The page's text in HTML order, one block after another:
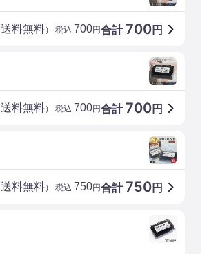
合計700円
送料無料） 税込 700円
合計700円
送料無料） 税込 700円
合計750円
送料無料） 税込 750円